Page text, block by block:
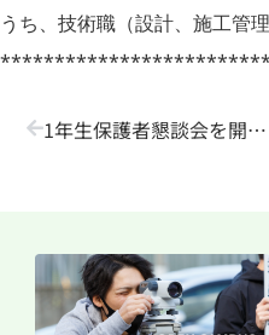
うち、技術職（設計、施工管
1年生保護者懇談会を開催しました！